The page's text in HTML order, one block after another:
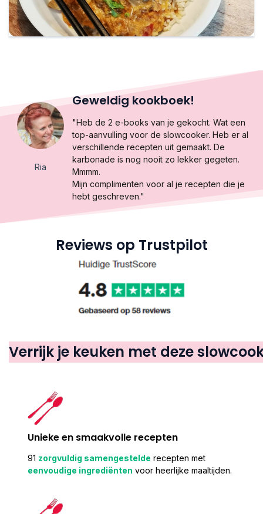
Ria
Geweldig kookboek!
"Heb de 2 e-books van je gekocht. Wat een
top-aanvulling voor de slowcooker. Heb er al
verschillende recepten uit gemaakt. De
karbonade is nog nooit zo lekker gegeten.
Mmmm.
Mijn complimenten voor al je recepten die je
hebt geschreven."
Reviews op Trustpilot
Verrijk je keuken met deze
Unieke en smaakvolle recepten
91 zorgvuldig samengestelde recepten met
eenvoudige ingrediënten voor heerlijke maaltijden.